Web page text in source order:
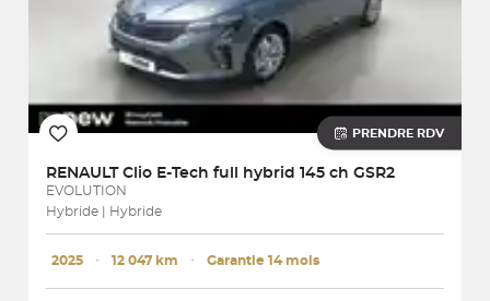
PRENDRE RDV
RENAULT Clio E-Tech full hybrid 145 ch GSR2
EVOLUTION
Hybride | Hybride
2025 ･ 12 047 km ･ Garantie 14 mois